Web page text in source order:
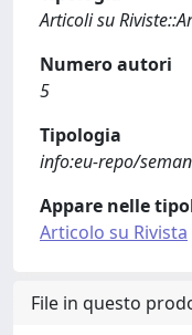
Articoli su
Numero autori
5
Tipologia
info:eu-repo/
Appare nelle
Articolo su Rivista
File in questo